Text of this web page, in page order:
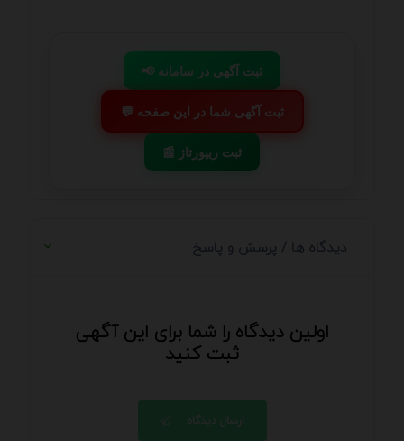
📢 ثبت آگهی در سامانه
💬 ثبت آگهی شما در این صفحه
📰 ثبت ریپورتاژ
دیدگاه ها / پرسش و پاسخ
اولین دیدگاه را شما برای این آگهی
ثبت کنید
ارسال دیدگاه